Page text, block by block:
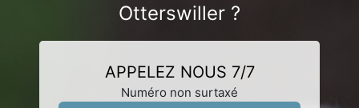
Otterswiller ?
APPELEZ NOUS 7/7
Numéro non surtaxé